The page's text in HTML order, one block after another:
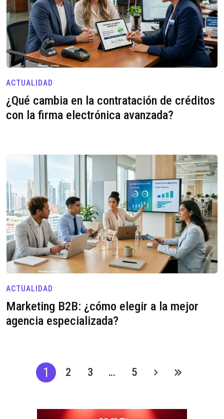
ACTUALIDAD
¿Qué cambia en la contratación de créditos
con la firma electrónica avanzada?
ACTUALIDAD
Marketing B2B: ¿cómo elegir a la mejor
agencia especializada?
1 2 3 … 5